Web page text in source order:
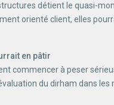
détient le quasi-
orienté client, elles
en pâtir
commencer à peser
du dirham dans les